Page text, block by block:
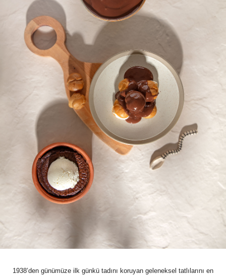
1938’den günümüze ilk günkü tadını koruyan geleneksel tatlılarını en